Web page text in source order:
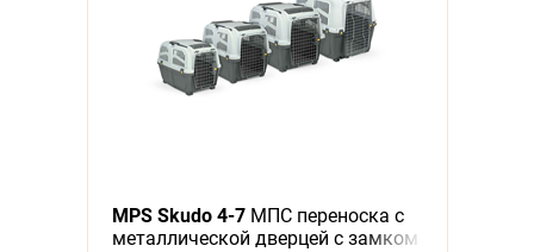
MPS Skudo 4-7МПС переноска с
металлической дверцей с замком